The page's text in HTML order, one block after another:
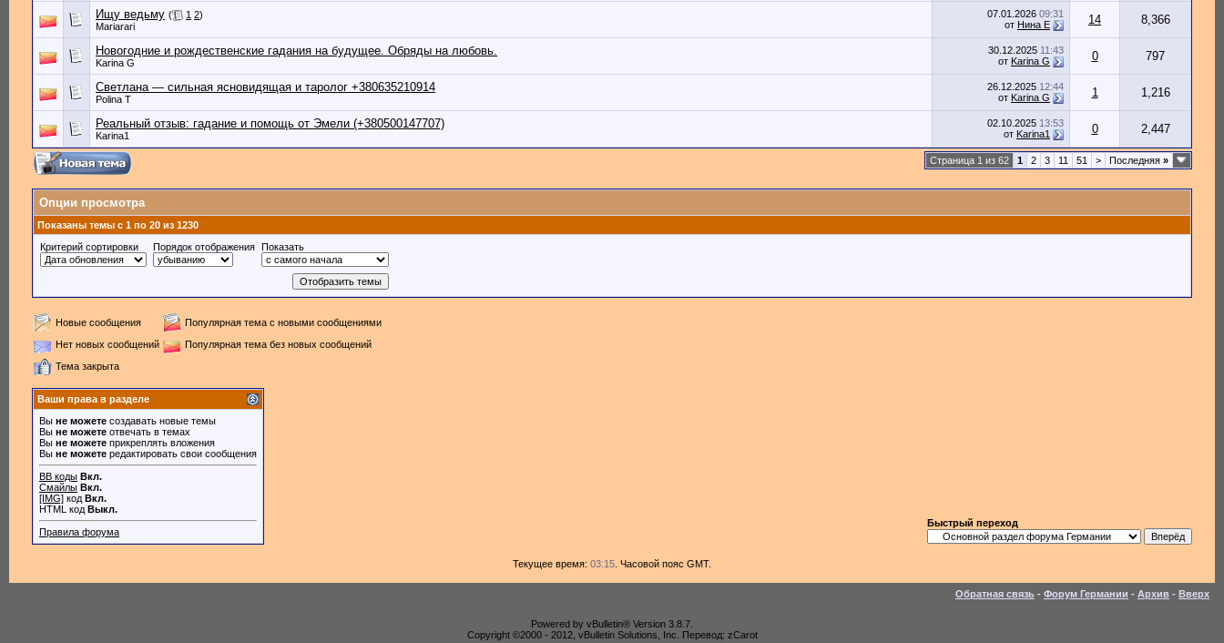
Ищу ведьму ( 1 2)
Mariarari
07.01.2026 09:31
от Нина Е 14 8,366
Новогодние и рождественские гадания на будущее. Обряды на любовь.
Karina G
30.12.2025 11:43
от Karina G 0 797
Светлана — сильная ясновидящая и таролог +380635210914
Polina T
26.12.2025 12:44
от Karina G 1 1,216
Реальный отзыв: гадание и помощь от Эмели (+380500147707)
Karina1
02.10.2025 13:53
от Karina1 0 2,447
Страница 1 из 62 1 2 3 11 51 > Последняя »
Опции просмотра
Показаны темы с 1 по 20 из 1230
Критерий сортировки
Порядок отображения Показать
Новые сообщения
Популярная тема с новыми сообщениями
Нет новых сообщений
Популярная тема без новых сообщений
Тема закрыта
Ваши права в разделе
Вы не можете создавать новые темы
Вы не можете отвечать в темах
Вы не можете прикреплять вложения
Вы не можете редактировать свои сообщения
BB коды Вкл.
Смайлы Вкл.
[IMG] код Вкл.
HTML код Выкл.
Правила форума
Быстрый переход
Текущее время: 03:15 . Часовой пояс GMT.
Обратная связь - Форум Германии - Архив - Вверх
Powered by vBulletin® Version 3.8.7.
Copyright ©2000 - 2012, vBulletin Solutions, Inc. Перевод: zCarot